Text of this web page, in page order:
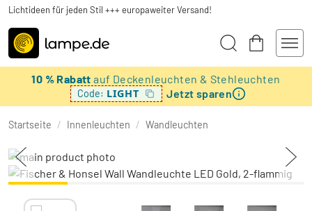
Lichtideen für jeden Stil +++ europaweiter Versand!
10 % Rabattauf Deckenleuchten & Stehleuchten
Code: LIGHT Jetzt sparen
Startseite / Innenleuchten / Wandleuchten